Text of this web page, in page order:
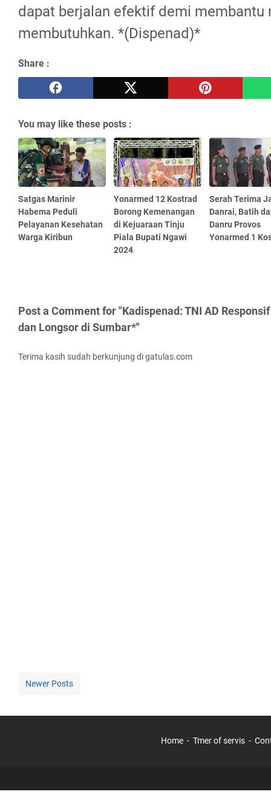
dapat berjalan efektif demi membantu
membutuhkan. *(Dispenad)*
Share :
You may like these posts :
Satgas Marinir
Habema Peduli
Pelayanan Kesehatan
Warga Kiribun
Yonarmed 12 Kostrad
Borong Kemenangan
di Kejuaraan Tinju
Piala Bupati Ngawi
2024
Serah Terima
Danrai, Batih
Danru Provos
Yonarmed 1
Post a Comment for "Kadispenad: TNI AD
dan Longsor di Sumbar*"
Terima kasih sudah berkunjung di gatulas.com
Newer Posts
Home Tmer of servis